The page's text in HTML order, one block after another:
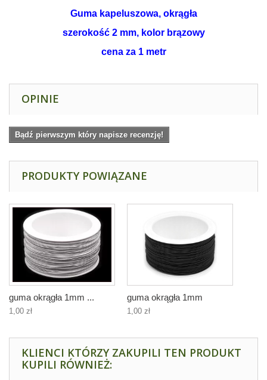
Guma kapeluszowa, okrągła
szerokość 2 mm, kolor brązowy
cena za 1 metr
OPINIE
Bądź pierwszym który napisze recenzję!
PRODUKTY POWIĄZANE
guma okrągła 1mm ...
1,00 zł
guma okrągła 1mm
1,00 zł
KLIENCI KTÓRZY ZAKUPILI TEN PRODUKT
KUPILI RÓWNIEŻ: